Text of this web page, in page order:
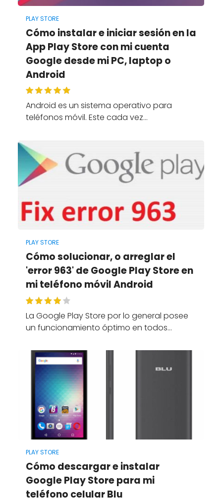
PLAY STORE
Cómo instalar e iniciar sesión en la
App Play Store con mi cuenta
Google desde mi PC, laptop o
Android
Android es un sistema operativo para
teléfonos móvil. Este cada vez…
PLAY STORE
Cómo solucionar, o arreglar el
'error 963' de Google Play Store en
mi teléfono móvil Android
La Google Play Store por lo general posee
un funcionamiento óptimo en todos…
PLAY STORE
Cómo descargar e instalar
Google Play Store para mi
teléfono celular Blu